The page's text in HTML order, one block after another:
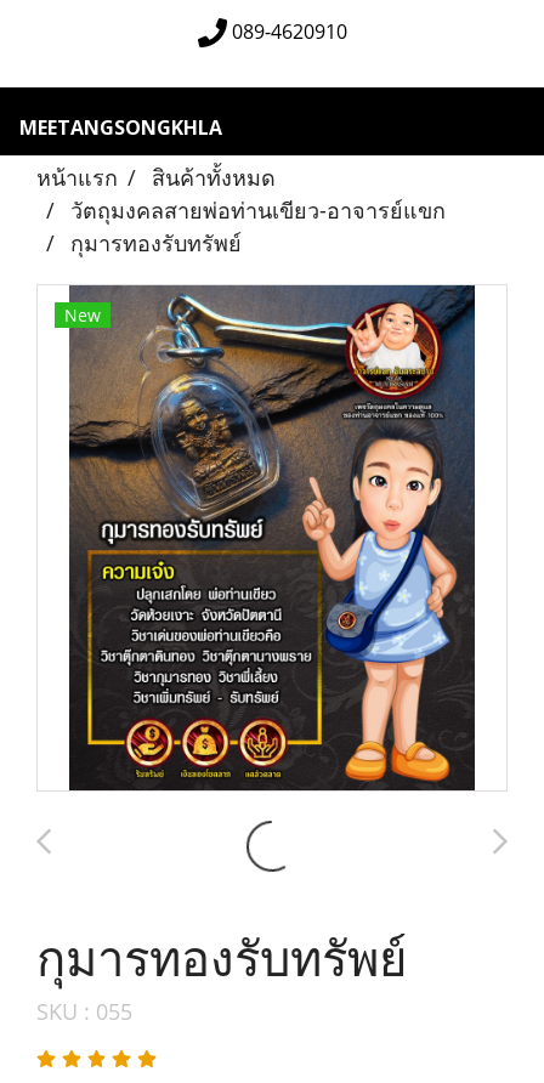
089-4620910
MEETANGSONGKHLA
หน้าแรก
สินค้าทั้งหมด
วัตถุมงคลสายพ่อท่านเขียว-อาจารย์แขก
กุมารทองรับทรัพย์
New
กุมารทองรับทรัพย์
SKU : 055